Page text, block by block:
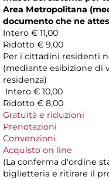
Area Metropolitana
documento che ne
Intero € 11,00
Ridotto € 9,00
Per i cittadini residenti
(mediante esibizione di
residenza)
Intero € 10,00
Ridotto € 8,00
Gratuità e riduzioni
Prenotazioni
Convenzioni
Acquisto on line
(La conferma d'ordine
biglietteria e ritirare il